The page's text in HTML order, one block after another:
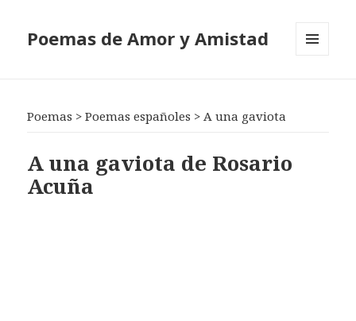
Poemas de Amor y Amistad
Poemas >Poemas españoles >A una gaviota
A una gaviota de Rosario
Acuña